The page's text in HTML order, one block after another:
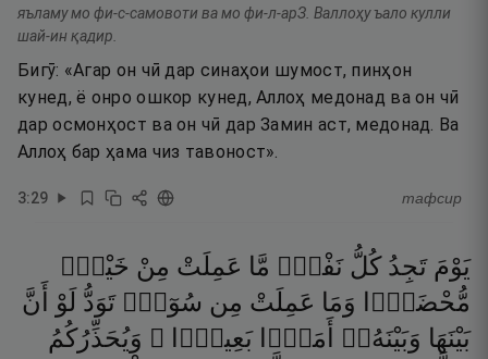
яъламу мо фи-с-самовоти ва мо фи-л-арЗ. Валлоҳу ъало кулли
шай-ин қадир.
Бигӯ: «Агар он чӣ дар синаҳои шумост, пинҳон
кунед, ё онро ошкор кунед, Аллоҳ медонад ва он чӣ
дар осмонҳост ва он чӣ дар Замин аст, медонад. Ва
Аллоҳ бар ҳама чиз тавоност».
3:29 тафсир
يَوْمَ تَجِدُ كُلُّ نَفْسٍۢ مَّا عَمِلَتْ مِنْ خَيْرٍۢ
مُّحْضَرًۭا
وَمَا عَمِلَتْ مِن سُوٓءٍۢ تَوَدُّ لَوْ
أَنَّ
بَيْنَهَا وَبَيْنَهُۥٓ أَمَدًۢا بَعِيدًۭا ۗ وَيُحَذِّرُكُمُ